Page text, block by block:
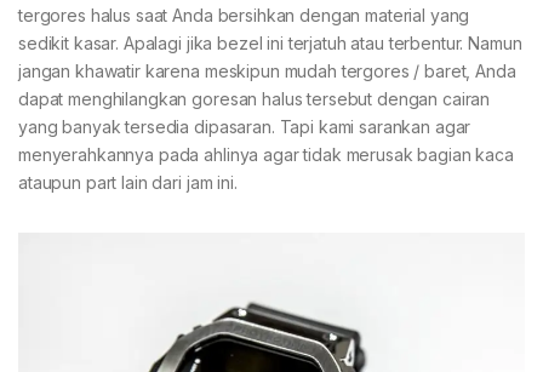
tergores halus saat Anda bersihkan dengan material yang
sedikit kasar. Apalagi jika bezel ini terjatuh atau terbentur. Namun
jangan khawatir karena meskipun mudah tergores / baret, Anda
dapat menghilangkan goresan halus tersebut dengan cairan
yang banyak tersedia dipasaran. Tapi kami sarankan agar
menyerahkannya pada ahlinya agar tidak merusak bagian kaca
ataupun part lain dari jam ini.